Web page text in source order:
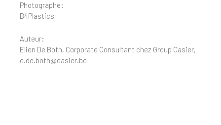
Photographe:
B4Plastics
Auteur:
Elien De Both, Corporate Consultant chez Group Casier,
e.de.both@casier.be